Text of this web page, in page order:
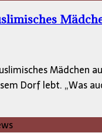
Mädchen
Dorf lebt. „Was